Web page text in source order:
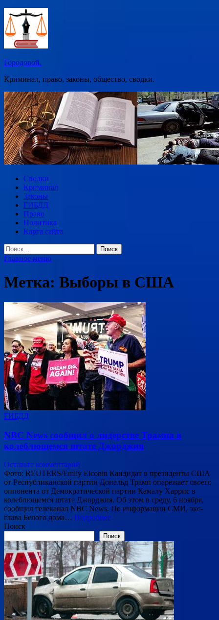
Перейти
содержимому
Городовой.
Криминал, право, законы, общество, сводки.
Сводки
Криминал
Законы
ГИБДД
Право
Политика
Карта сайта
Найти:
Главное меню
Метка: Выборы в США
ГИБДД
NBC News сообщил о лидерстве Трампа в
колеблющемся штате Джорджия
Оставьте комментарий
Фото: REUTERS/Emily Elconin Кандидат в президенты США
от Республиканской партии Дональд Трамп опережает своего
оппонента от Демократической партии Камалу Харрис в
колеблющемся штате Джорджия. Об этом в среду, 6 ноября,
сообщил телеканал NBC News. По информации СМИ, экс-
глава Белого дома… Подробнее
Поиск
Поиск